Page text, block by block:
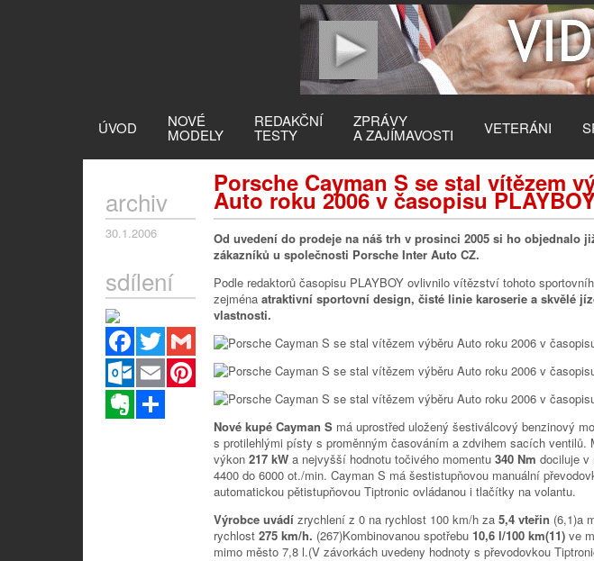
ÚVOD NOVÉ
MODELY
REDAKČNÍ
TESTY
ZPRÁVY
A ZAJÍMAVOSTI VETERÁNI
Porsche Cayman S se stal vítězem
Auto roku 2006 v časopisu
archiv
30.1.2006
sdílení
Facebook
Twitter
Gmail
Outlook.com
Email
Pinterest
Evernote
Od uvedení do prodeje na náš trh v prosinci 2005 si ho objednalo
zákazníků u společnosti Porsche Inter Auto CZ.
Podle redaktorů časopisu PLAYBOY ovlivnilo vítězství tohoto
zejména atraktivní sportovní design, čisté linie karoserie a skvělé
vlastnosti.
Nové kupé Cayman S má uprostřed uložený šestiválcový benzinový
s protilehlými písty s proměnným časováním a zdvihem sacích ventilů.
výkon 217 kW a nejvyšší hodnotu točivého momentu 340 Nm dociluje v
4400 do 6000 ot./min. Cayman S má šestistupňovou manuální
automatickou pětistupňovou Tiptronic ovládanou i tlačítky na volantu.
Výrobce uvádí zrychlení z 0 na rychlost 100 km/h za 5,4 vteřin (6,1)a
rychlost 275 km/h. (267)Kombinovanou spotřebu 10,6 l/100 km(11) ve
mimo město 7,8 l.(V závorkách uvedeny hodnoty s převodovkou